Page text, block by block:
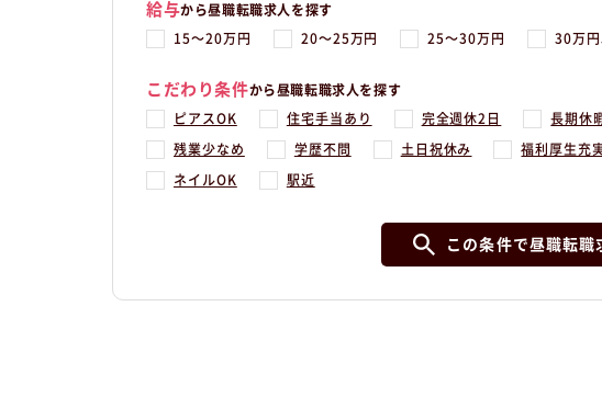
給与から昼職転職求人を探す
15〜20万円 20〜25万円 25〜30万円 30万円
こだわり条件から昼職転職求人を探す
ピアスOK 住宅手当あり 完全週休2日 長期休
残業少なめ 学歴不問 土日祝休み 福利厚生充
ネイルOK 駅近
この条件で昼職転職